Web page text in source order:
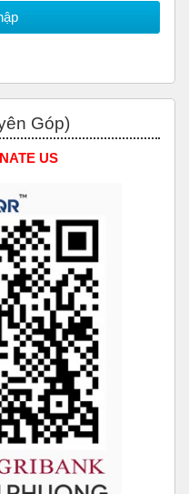
Góp)
US